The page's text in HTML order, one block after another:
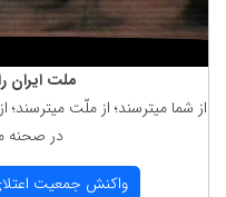
ملت ایران
از شما میترسند؛ از ملّت میترسند؛
در صحنه
واكنش جمعیت